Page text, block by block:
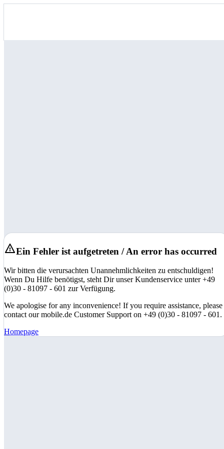
Ein Fehler ist aufgetreten / An error has occurred
Wir bitten die verursachten Unannehmlichkeiten zu entschuldigen!
Wenn Du Hilfe benötigst, steht Dir unser Kundenservice unter +49
(0)30 - 81097 - 601 zur Verfügung.
We apologise for any inconvenience! If you require assistance, please
contact our mobile.de Customer Support on +49 (0)30 - 81097 - 601.
Homepage